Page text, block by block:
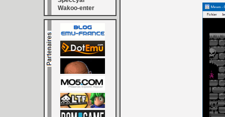
Wakoo-enter